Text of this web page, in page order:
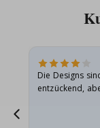
Die Designs
entzückend,